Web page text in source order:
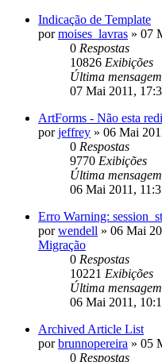
Indicação de Template
pormoises_lavras » 07
0 Respostas
10826 Exibições
Última mensagem
07 Mai 2011,
ArtForms - Não esta
porjeffrey » 06 Mai
0 Respostas
9770 Exibições
Última mensagem
06 Mai 2011,
Erro Warning:
porwendell » 06 Mai
Migração
0 Respostas
10221 Exibições
Última mensagem
06 Mai 2011,
Archived Article List
porbrunnopereira » 05
0 Respostas